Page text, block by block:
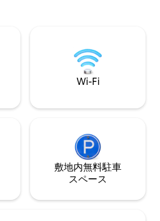
いて休息を取り、
得ることができます。 カバラナ
徒歩5分です。
Wi-Fi
敷地内無料駐⁠車
ス⁠ペ⁠ー⁠ス